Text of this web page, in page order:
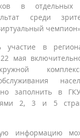
в отдельных
среди
участие в
мая
заполнить в
2, 3 и 5
информацию